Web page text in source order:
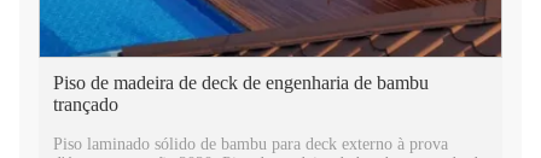
Piso de madeira de deck de engenharia de bambu
trançado
Piso laminado sólido de bambu para deck externo à prova